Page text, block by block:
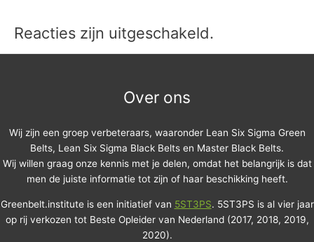
Reacties zijn uitgeschakeld.
Over ons
Wij zijn een groep verbeteraars, waaronder Lean Six Sigma Green
Belts, Lean Six Sigma Black Belts en Master Black Belts.
Wij willen graag onze kennis met je delen, omdat het belangrijk is dat
men de juiste informatie tot zijn of haar beschikking heeft.
Greenbelt.institute is een initiatief van 5ST3PS. 5ST3PS is al vier jaar
op rij verkozen tot Beste Opleider van Nederland (2017, 2018, 2019,
2020).